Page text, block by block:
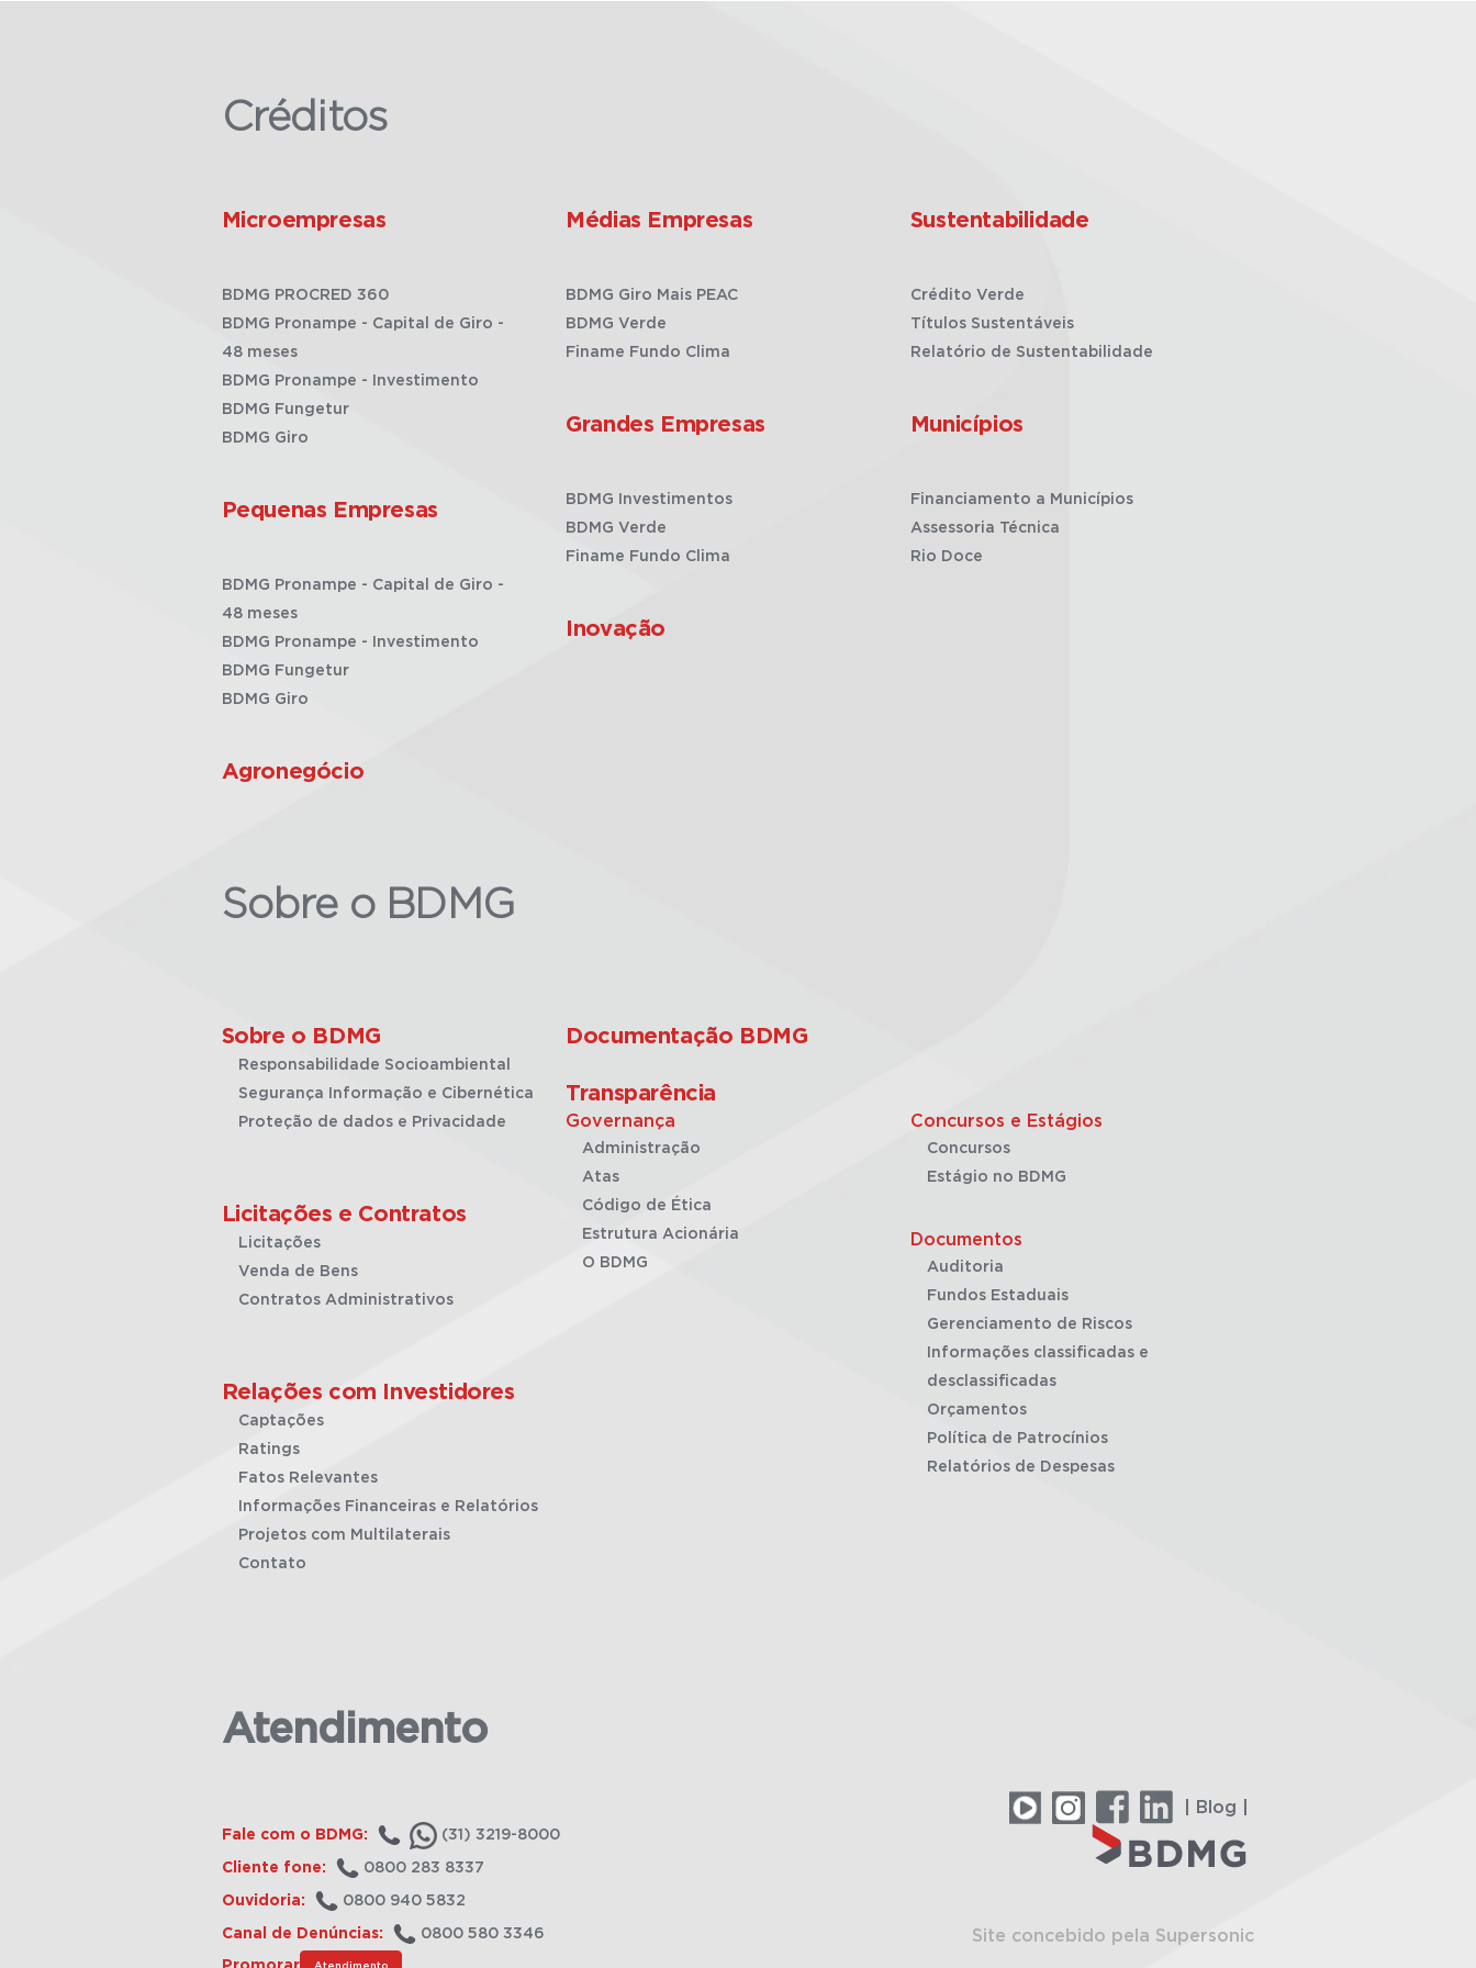
Créditos
Microempresas
BDMG PROCRED 360
BDMG Pronampe - Capital de Giro -
48 meses
BDMG Pronampe - Investimento
BDMG Fungetur
BDMG Giro
Pequenas Empresas
BDMG Pronampe - Capital de Giro -
48 meses
BDMG Pronampe - Investimento
BDMG Fungetur
BDMG Giro
Agronegócio
Médias Empresas
BDMG Giro Mais PEAC
BDMG Verde
Finame Fundo Clima
Grandes Empresas
BDMG Investimentos
BDMG Verde
Finame Fundo Clima
Inovação
Sustentabilidade
Crédito Verde
Títulos Sustentáveis
Relatório de Sustentabilidade
Municípios
Financiamento a Municípios
Assessoria Técnica
Rio Doce
Sobre o BDMG
Sobre o BDMG
Responsabilidade Socioambiental
Segurança Informação e Cibernética
Proteção de dados e Privacidade
Licitações e Contratos
Licitações
Venda de Bens
Contratos Administrativos
Relações com Investidores
Captações
Ratings
Fatos Relevantes
Informações Financeiras e Relatórios
Projetos com Multilaterais
Contato
Documentação BDMG
Transparência
Governança
Administração
Atas
Código de Ética
Estrutura Acionária
O BDMG
Concursos e Estágios
Concursos
Estágio no BDMG
Documentos
Auditoria
Fundos Estaduais
Gerenciamento de Riscos
Informações classificadas e
desclassificadas
Orçamentos
Política de Patrocínios
Relatórios de Despesas
Atendimento
Fale com o BDMG: (31) 3219-8000
Cliente fone: 0800 283 8337
Ouvidoria: 0800 940 5832
Canal de Denúncias: 0800 580 3346
Atendimento
| Blog |
Site concebido pela Supersonic